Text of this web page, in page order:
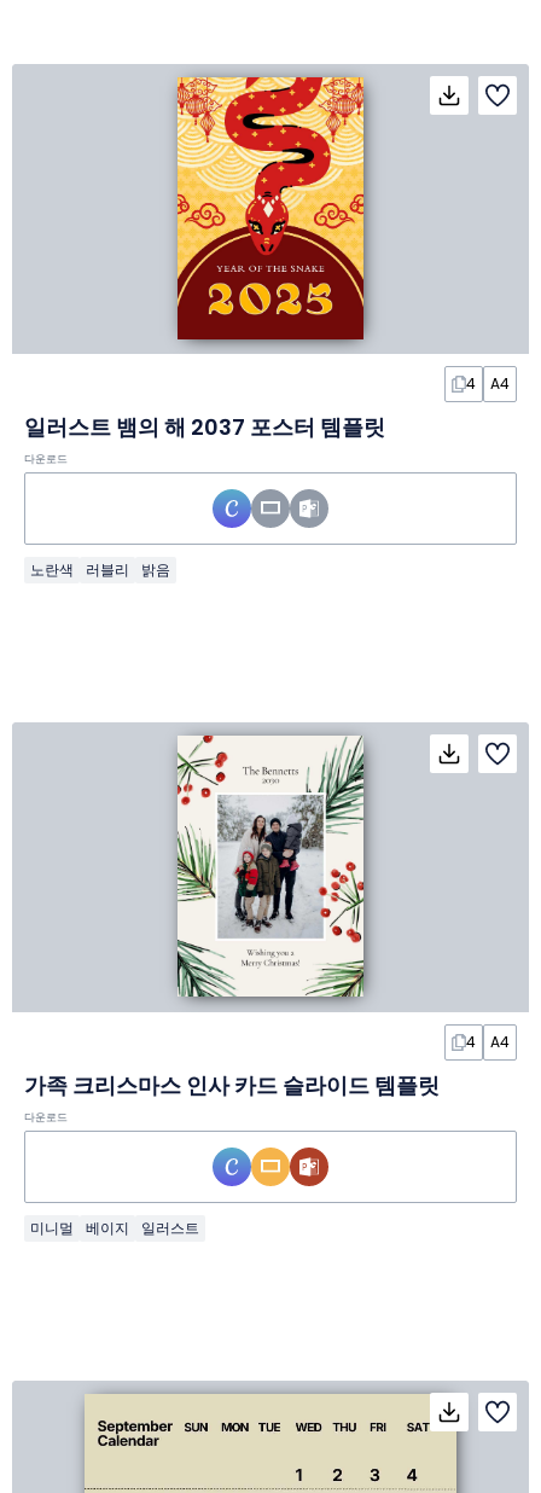
4 A4
일러스트 뱀의 해 2037 포스터 템플릿
다운로드
노란색 러블리 밝음
4 A4
가족 크리스마스 인사 카드 슬라이드 템플릿
다운로드
미니멀 베이지 일러스트